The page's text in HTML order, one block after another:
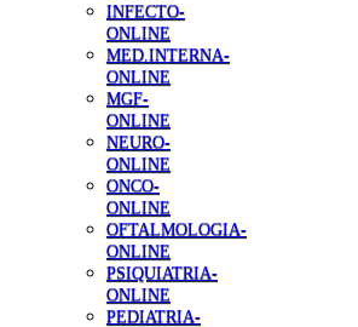
INFECTO-
ONLINE
MED.INTERNA-
ONLINE
MGF-
ONLINE
NEURO-
ONLINE
ONCO-
ONLINE
OFTALMOLOGIA-
ONLINE
PSIQUIATRIA-
ONLINE
PEDIATRIA-